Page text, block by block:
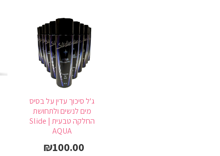
ג'ל סיכוך עדין על בסיס
מים לנשים ולתחושת
החלקה טבעית | Slide
AQUA
₪100.00